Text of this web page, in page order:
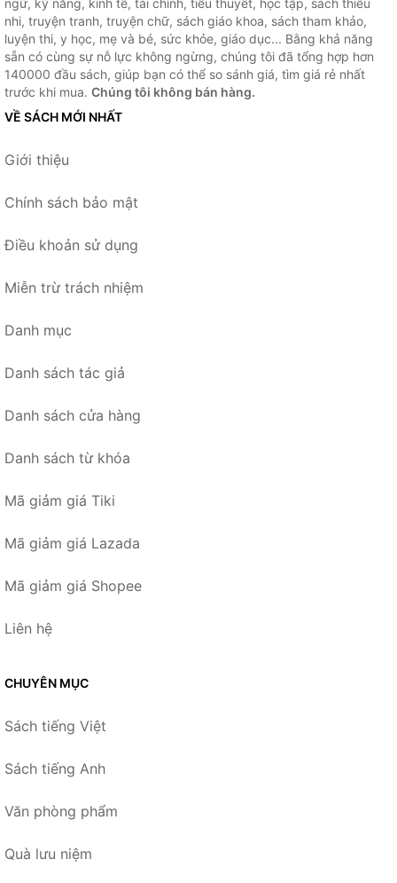
ngữ, kỹ năng, kinh tế, tài chính, tiểu thuyết, học tập, sách thiếu
nhi, truyện tranh, truyện chữ, sách giáo khoa, sách tham khảo,
luyện thi, y học, mẹ và bé, sức khỏe, giáo dục... Bằng khả năng
sẵn có cùng sự nỗ lực không ngừng, chúng tôi đã tổng hợp hơn
140000 đầu sách, giúp bạn có thể so sánh giá, tìm giá rẻ nhất
trước khi mua. Chúng tôi không bán hàng.
VỀ SÁCH MỚI NHẤT
Giới thiệu
Chính sách bảo mật
Điều khoản sử dụng
Miễn trừ trách nhiệm
Danh mục
Danh sách tác giả
Danh sách cửa hàng
Danh sách từ khóa
Mã giảm giá Tiki
Mã giảm giá Lazada
Mã giảm giá Shopee
Liên hệ
CHUYÊN MỤC
Sách tiếng Việt
Sách tiếng Anh
Văn phòng phẩm
Quà lưu niệm